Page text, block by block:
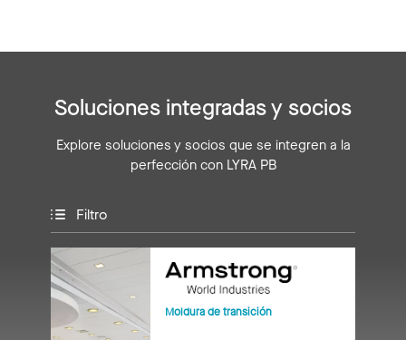
Soluciones integradas y socios
Explore soluciones y socios que se integren a la
perfección con LYRA PB
Filtro
Moldura de transición